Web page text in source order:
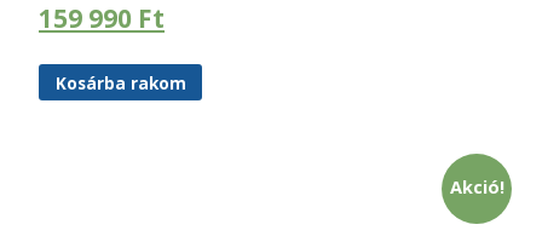
159 990 Ft
Kosárba rakom
Akció!